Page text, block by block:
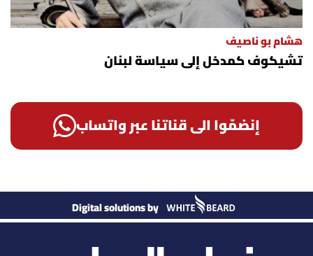
هشام بو ناصيف
تشيكوف كمدخل إلى سياسة لبنان
إنضمّوا الى قناتنا عبر واتساب
Digital solutions by